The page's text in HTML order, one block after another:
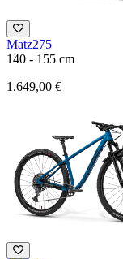
Matz275
140 - 155 cm
1.649,00 €